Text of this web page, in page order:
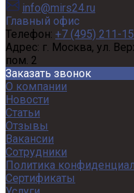
info@mirs24.ru
Главный офис
Телефон: +7 (495) 211-
Адрес: г. Москва, ул.
пом. 2
Заказать звонок
О компании
Новости
Статьи
Отзывы
Вакансии
Сотрудники
Политика
Сертификаты